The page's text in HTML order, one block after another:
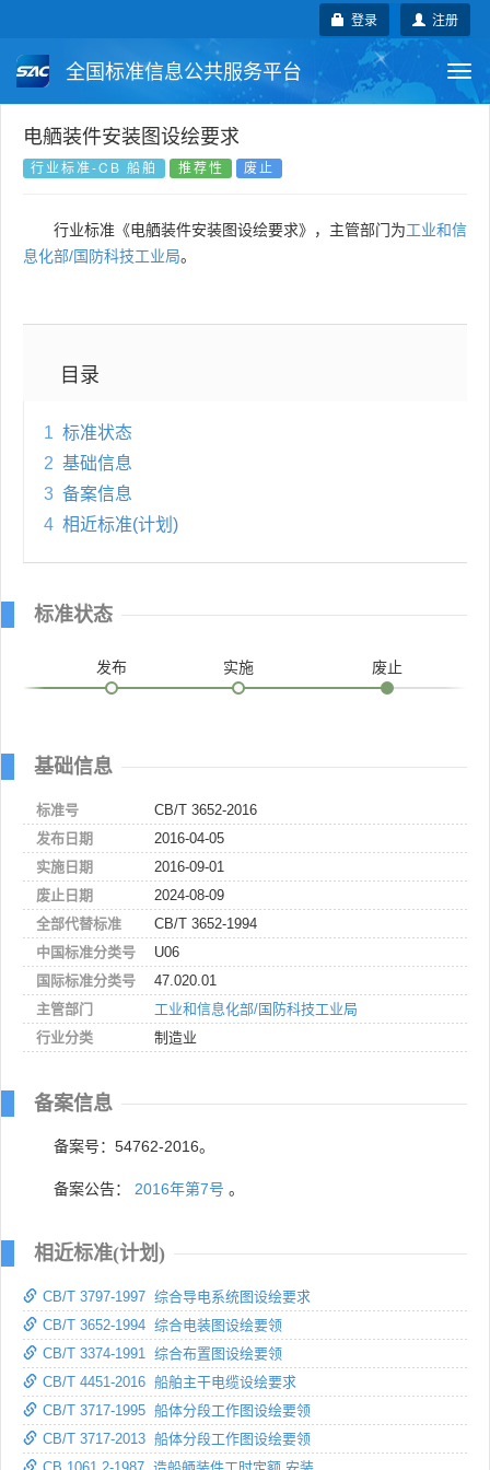
注册
登录
全国标准信息公共服务平台
国家标准 行业标准
国外标准 技术委员会
电舾装件安装图设绘要求
行业标准-CB 船舶 推荐性 废止
行业标准《电舾装件安装图设绘要求》，主管部门为工业和信
息化部/国防科技工业局。
目录
1 标准状态
2 基础信息
3 备案信息
4 相近标准(计划)
标准状态
发布 实施 废止
基础信息
标准号
CB/T 3652-2016
发布日期
2016-04-05
实施日期
2016-09-01
废止日期
2024-08-09
全部代替标准
CB/T 3652-1994
中国标准分类号
U06
国际标准分类号
47.020.01
主管部门
工业和信息化部/国防科技工业局
行业分类
制造业
备案信息
备案号：54762-2016。
备案公告： 2016年第7号 。
相近标准(计划)
CB/T 3797-1997 综合导电系统图设绘要求
CB/T 3652-1994 综合电装图设绘要领
CB/T 3374-1991 综合布置图设绘要领
CB/T 4451-2016 船舶主干电缆设绘要求
CB/T 3717-1995 船体分段工作图设绘要领
CB/T 3717-2013 船体分段工作图设绘要领